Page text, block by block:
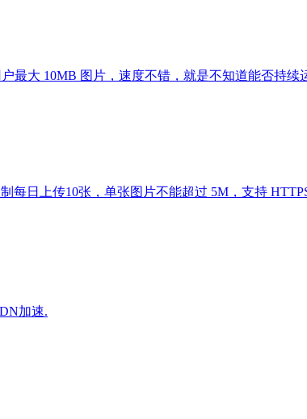
最大 10MB 图片，速度不错，就是不知道能否持续
每日上传10张，单张图片不能超过 5M，支持
加速.